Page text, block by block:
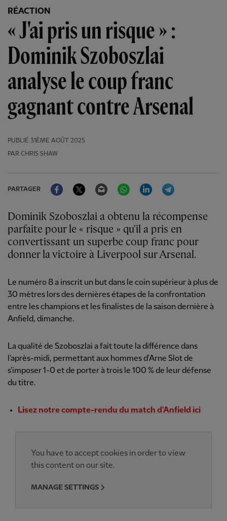
RÉACTION
« J'ai pris un risque » :
Dominik Szoboszlai
analyse le coup franc
gagnant contre Arsenal
PUBLIÉ 31ÈME AOÛT 2025
PAR CHRIS SHAW
PARTAGER
FacebookTwitter Email WhatsAppLinkedIn
Dominik Szoboszlai a obtenu la récompense
parfaite pour le « risque » qu'il a pris en
convertissant un superbe coup franc pour
donner la victoire à Liverpool sur Arsenal.
Le numéro 8 a inscrit un but dans le coin supérieur à plus de
30 mètres lors des dernières étapes de la confrontation
entre les champions et les finalistes de la saison dernière à
Anfield, dimanche.
La qualité de Szoboszlai a fait toute la différence dans
l'après-midi, permettant aux hommes d'Arne Slot de
s'imposer 1-0 et de porter à trois le 100 % de leur défense
du titre.
Lisez notre compte-rendu du match d'Anfield ici
You have to accept cookies in order to view
this content on our site.
MANAGE SETTINGS